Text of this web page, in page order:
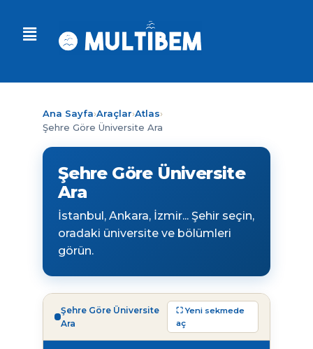
Ana Sayfa›Araçlar›Atlas›
Şehre Göre Üniversite Ara
Şehre Göre Üniversite
Ara
İstanbul, Ankara, İzmir... Şehir seçin,
oradaki üniversite ve bölümleri
görün.
Şehre Göre Üniversite
Ara
⛶ Yeni sekmede
aç